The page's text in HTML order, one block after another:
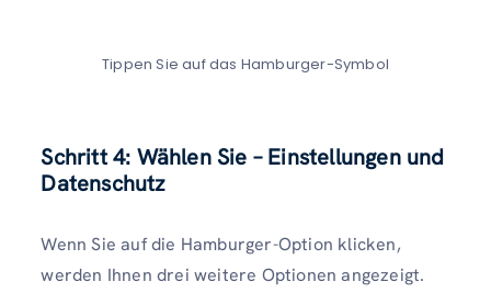
Tippen Sie auf das Hamburger-Symbol
Schritt 4: Wählen Sie – Einstellungen und
Datenschutz
Wenn Sie auf die Hamburger-Option klicken,
werden Ihnen drei weitere Optionen angezeigt.